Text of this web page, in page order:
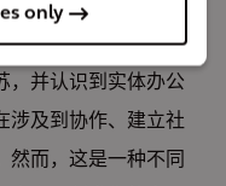
only
境传感器
大租约的仅有几家租
，并认识到实体办公
涉及到协作、建立社
然而，这是一种不同